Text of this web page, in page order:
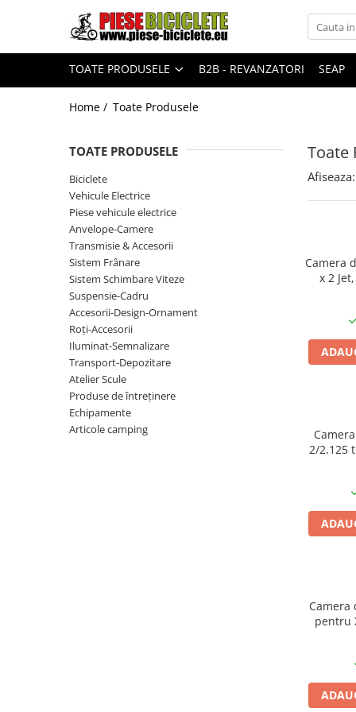
Toate Produsele
Biciclete
Biciclete fara pedale
Mountain Bike
Skateboard
Vehicule Electrice
TOATE PRODUSELE B2B - REVANZATORI SEAP
Home / Toate Produsele
Toate
TOATE PRODUSELE
Biciclete
Vehicule Electrice
Piese vehicule electrice
Anvelope-Camere
Transmisie & Accesorii
Sistem Frânare
Sistem Schimbare Viteze
Suspensie-Cadru
Accesorii-Design-Ornament
Roți-Accesorii
Iluminat-Semnalizare
Transport-Depozitare
Atelier Scule
Produse de întreținere
Echipamente
Articole camping
Afiseaza:
Camera
x 2
2/2.125
Camera
pentru